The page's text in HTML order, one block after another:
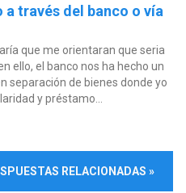
través del banco o vía
que me orientaran que seria
ello, el banco nos ha hecho un
separación de bienes donde yo
y préstamo...
RELACIONADAS »